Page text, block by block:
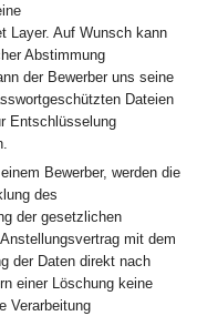
Layer. Auf Wunsch kann
Abstimmung
der Bewerber uns seine
Dateien
Entschlüsselung
Bewerber, werden die
des
der gesetzlichen
mit dem
der Daten direkt nach
einer Löschung keine
Verarbeitung